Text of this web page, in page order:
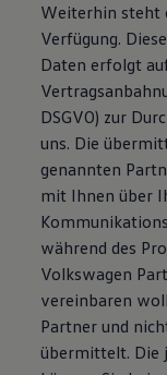
Weiterhin steht
Verfügung.
Daten erfolgt
DSGVO) zur
uns. Die
genannten
mit Ihnen über
während des
Volkswagen
vereinbaren
Partner und
übermittelt. Die